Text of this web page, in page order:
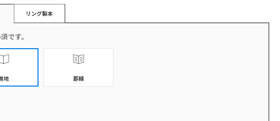
リング製本
です。
地 罫線